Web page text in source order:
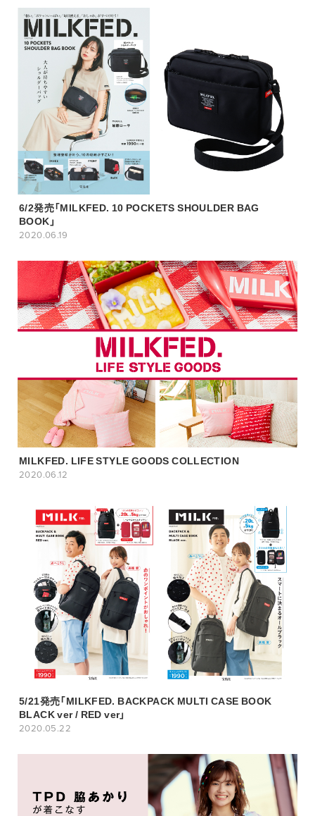
6/2発売「MILKFED. 10 POCKETS SHOULDER BAG
BOOK」
2020.06.19
MILKFED. LIFE STYLE GOODS COLLECTION
2020.06.12
5/21発売「MILKFED. BACKPACK MULTI CASE BOOK
BLACK ver / RED ver」
2020.05.22